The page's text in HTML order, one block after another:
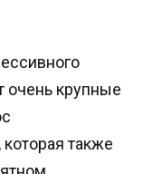
очень крупные
также